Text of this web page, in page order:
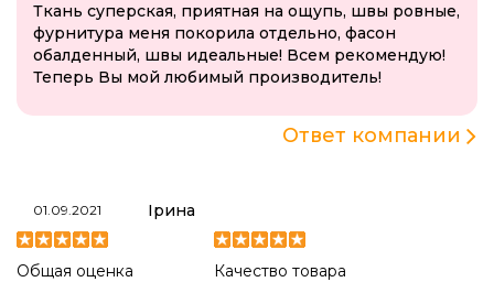
Ткань суперская, приятная на ощупь, швы ровные,
фурнитура меня покорила отдельно, фасон
обалденный, швы идеальные! Всем рекомендую!
Теперь Вы мой любимый производитель!
Ответ компании
01.09.2021 Ірина
Общая оценка Качество товара